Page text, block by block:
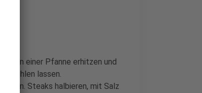
Öl in einer Pfanne erhitzen und
lassen.
Steaks halbieren, mit Salz